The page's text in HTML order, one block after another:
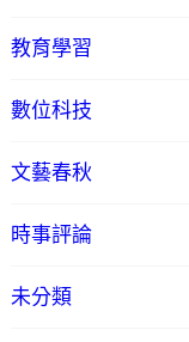
教育學習
數位科技
文藝春秋
時事評論
未分類